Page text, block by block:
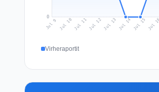
0
Jul 9 Jul 10 Jul 11Jul 12Jul 13 Jul 14 Jul 15 Jul
Virheraportit